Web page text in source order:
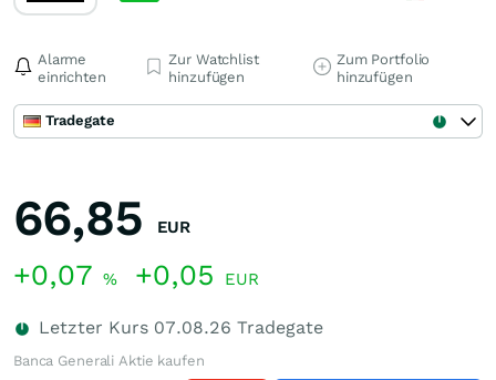
Alarme
einrichten
Zur Watchlist
hinzufügen
Zum Portfolio
hinzufügen
Tradegate
66,85 EUR
+0,07 % +0,05 EUR
Letzter Kurs 07.08.26 Tradegate
Banca Generali Aktie kaufen